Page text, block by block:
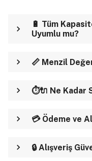
🔋 Tüm
Uyumlu mu?
📏 Menzil
⏱️🔌 Ne Kadar
💳 Ödeme ve
🔒 Alışveriş